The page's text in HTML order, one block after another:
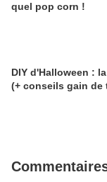
quel pop corn !
DIY d'Halloween :
(+ conseils gain de